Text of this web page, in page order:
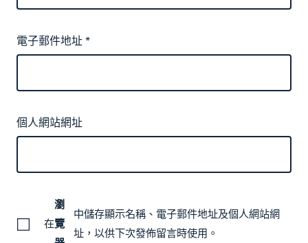
電子郵件地址*
個人網站網址
在
瀏
覽
中儲存顯示名稱、電子郵件地址及個人網站網
址，以供下次發佈留言時使用。